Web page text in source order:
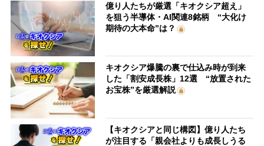
億り人たちが厳選「キオクシア超え」
を狙う半導体・AI関連8銘柄 “大化け
期待の大本命”は？
キオクシア爆騰の裏で仕込み時が到来
した「割安成長株」12選 “放置された
お宝株”を厳選解説
【キオクシアと同じ構図】億り人たち
が注目する「親会社よりも成長しうる